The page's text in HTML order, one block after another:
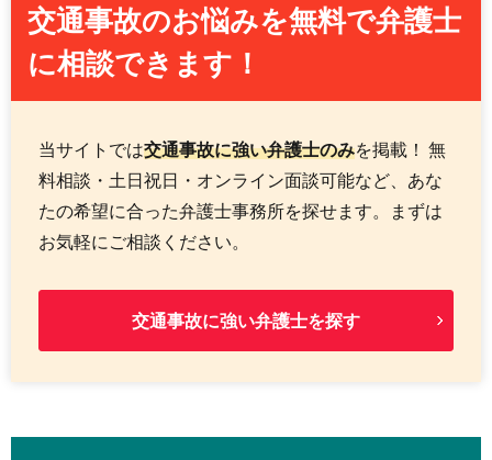
交通事故のお悩みを無料で弁護士
に相談できます！
当サイトでは交通事故に強い弁護士のみを掲載！ 無
料相談・土日祝日・オンライン面談可能など、あな
たの希望に合った弁護士事務所を探せます。まずは
お気軽にご相談ください。
交通事故に強い弁護士を探す